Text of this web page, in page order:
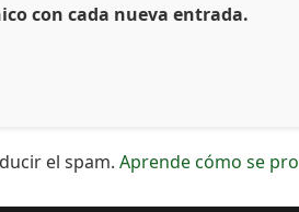
con cada nueva entrada.
el spam.Aprende cómo se